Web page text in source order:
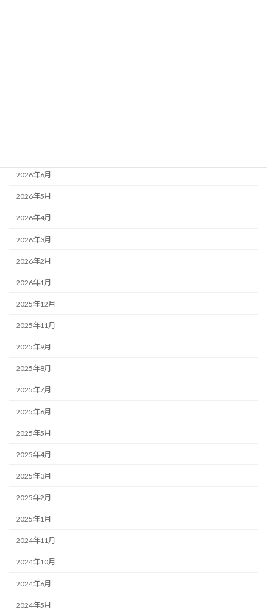
2026年6月
2026年5月
2026年4月
2026年3月
2026年2月
2026年1月
2025年12月
2025年11月
2025年9月
2025年8月
2025年7月
2025年6月
2025年5月
2025年4月
2025年3月
2025年2月
2025年1月
2024年11月
2024年10月
2024年6月
2024年5月